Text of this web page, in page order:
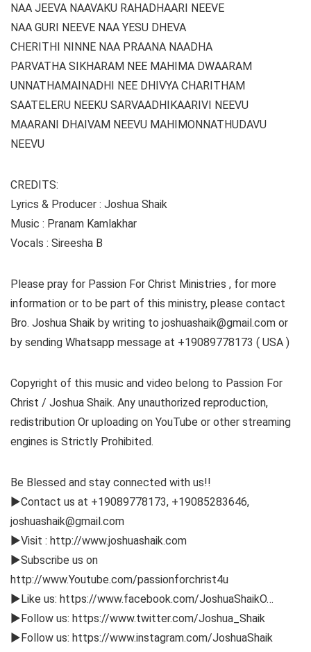
NAA JEEVA NAAVAKU RAHADHAARI NEEVE
NAA GURI NEEVE NAA YESU DHEVA
CHERITHI NINNE NAA PRAANA NAADHA
PARVATHA SIKHARAM NEE MAHIMA DWAARAM
UNNATHAMAINADHI NEE DHIVYA CHARITHAM
SAATELERU NEEKU SARVAADHIKAARIVI NEEVU
MAARANI DHAIVAM NEEVU MAHIMONNATHUDAVU
NEEVU
CREDITS:
Lyrics & Producer : Joshua Shaik
Music : Pranam Kamlakhar
Vocals : Sireesha B
Please pray for Passion For Christ Ministries , for more
information or to be part of this ministry, please contact
Bro. Joshua Shaik by writing to joshuashaik@gmail.com or
by sending Whatsapp message at +19089778173 ( USA )
Copyright of this music and video belong to Passion For
Christ / Joshua Shaik. Any unauthorized reproduction,
redistribution Or uploading on YouTube or other streaming
engines is Strictly Prohibited.
Be Blessed and stay connected with us!!
►Contact us at +19089778173, +19085283646,
joshuashaik@gmail.com
►Visit : http://www.joshuashaik.com
►Subscribe us on
http://www.Youtube.com/passionforchrist4u
►Like us: https://www.facebook.com/JoshuaShaikO…
►Follow us: https://www.twitter.com/Joshua_Shaik
►Follow us: https://www.instagram.com/JoshuaShaik